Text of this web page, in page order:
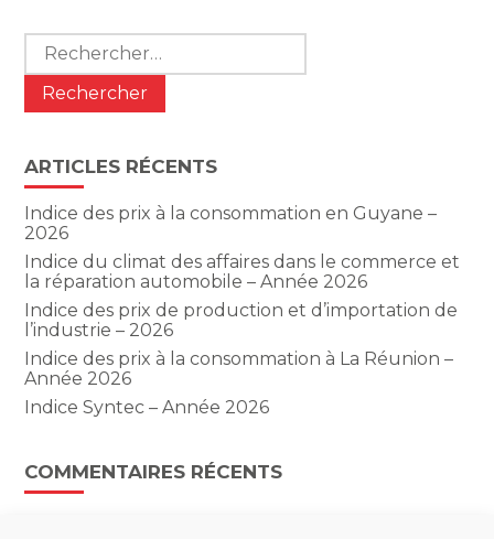
Rechercher :
ARTICLES RÉCENTS
Indice des prix à la consommation en Guyane –
2026
Indice du climat des affaires dans le commerce et
la réparation automobile – Année 2026
Indice des prix de production et d’importation de
l’industrie – 2026
Indice des prix à la consommation à La Réunion –
Année 2026
Indice Syntec – Année 2026
COMMENTAIRES RÉCENTS